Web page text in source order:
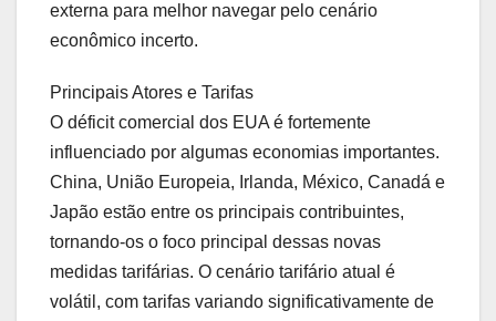
externa para melhor navegar pelo cenário
econômico incerto.
Principais Atores e Tarifas
O déficit comercial dos EUA é fortemente
influenciado por algumas economias importantes.
China, União Europeia, Irlanda, México, Canadá e
Japão estão entre os principais contribuintes,
tornando-os o foco principal dessas novas
medidas tarifárias. O cenário tarifário atual é
volátil, com tarifas variando significativamente de